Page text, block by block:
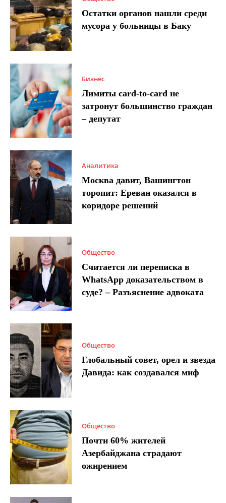
Остатки органов нашли среди
мусора у больницы в Баку
Бизнес
Лимиты card-to-card не
затронут большинство граждан
– депутат
Аналитика
Москва давит, Вашингтон
торопит: Ереван оказался в
коридоре решений
Общество
Считается ли переписка в
WhatsApp доказательством в
суде? – Разъяснение адвоката
Общество
Глобальный совет, орел и звезда
Давида: как создавался миф
Общество
Почти 60% жителей
Азербайджана страдают
ожирением